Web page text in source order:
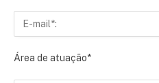
Área de atuação*